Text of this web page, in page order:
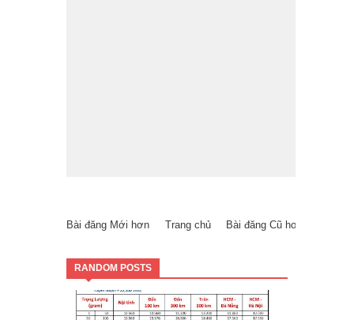
Bài đăng Mới hơn Bài đăng Cũ hơn
Trang chủ
RANDOM POSTS